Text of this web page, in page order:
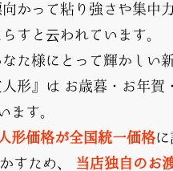
かって粘り強さや集中
すと云われています。
た様にとって輝かしい
形』は お歳暮・お年賀
ます。
形価格が全国統一価格に
すため、
当店独自のお